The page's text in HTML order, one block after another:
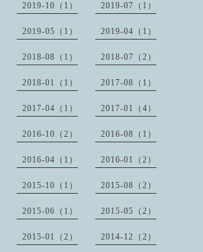
2019-10（1） 2019-07（1）
2019-05（1） 2019-04（1）
2018-08（1） 2018-07（2）
2018-01（1） 2017-08（1）
2017-04（1） 2017-01（4）
2016-10（2） 2016-08（1）
2016-04（1） 2016-01（2）
2015-10（1） 2015-08（2）
2015-06（1） 2015-05（2）
2015-01（2） 2014-12（2）